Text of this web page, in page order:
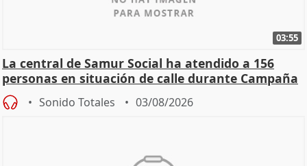
03:55
La central de Samur Social ha atendido a 156
personas en situación de calle durante Campaña
de Calor
Sonido Totales 03/08/2026